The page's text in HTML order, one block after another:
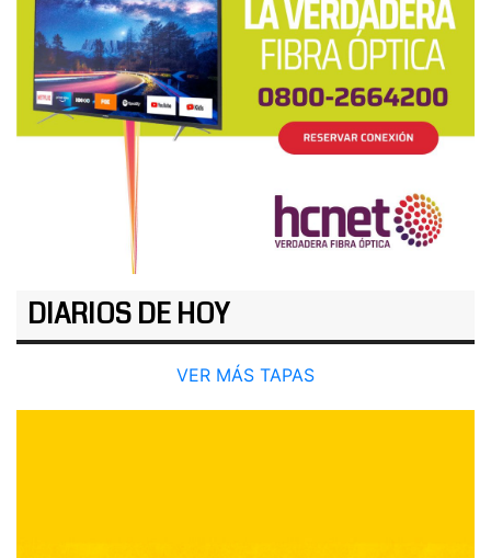
DIARIOS DE HOY
VER MÁS TAPAS